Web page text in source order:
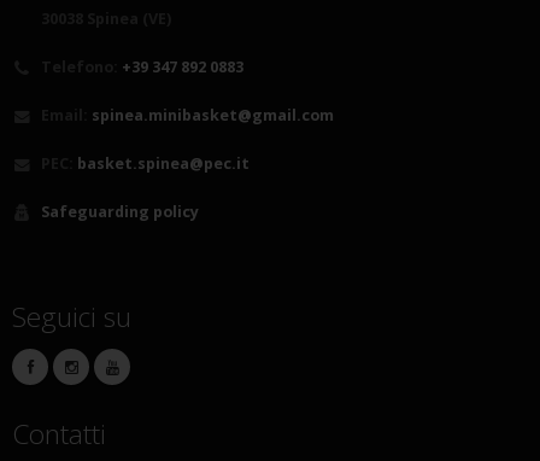
+39 347 892 0883
spinea.minibasket@gmail.com
basket.spinea@pec.it
Safeguarding policy
Seguici su
Contatti